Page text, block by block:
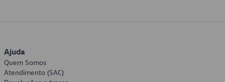
Ajuda
Quem Somos
Atendimento (SAC)